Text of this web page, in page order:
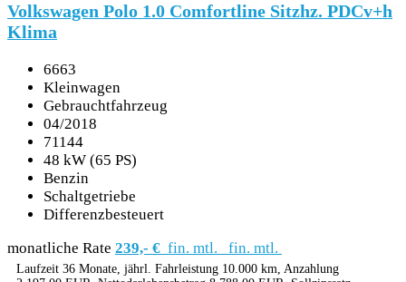
KARRIERE
Volkswagen Polo 1.0 Comfortline Sitzhz. PDCv+h
Klima
6663
Kleinwagen
Gebrauchtfahrzeug
04/2018
71144
48 kW (65 PS)
Benzin
Schaltgetriebe
Differenzbesteuert
monatliche Rate 239,- € fin. mtl. fin. mtl.
Laufzeit 36 Monate, jährl. Fahrleistung 10.000 km, Anzahlung